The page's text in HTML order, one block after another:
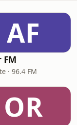
AF
FM
· 96.4 FM
OR